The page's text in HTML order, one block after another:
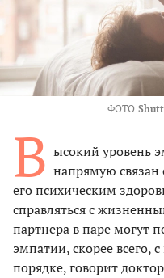
ФОТО
В ысокий уровень
напрямую связан
его психическим
справляться с
партнера в паре могут
эмпатии, скорее всего,
порядке, говорит